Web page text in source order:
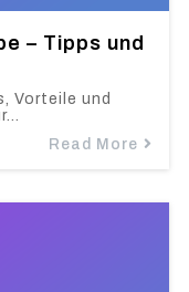
– Tipps und
Vorteile und
Read More